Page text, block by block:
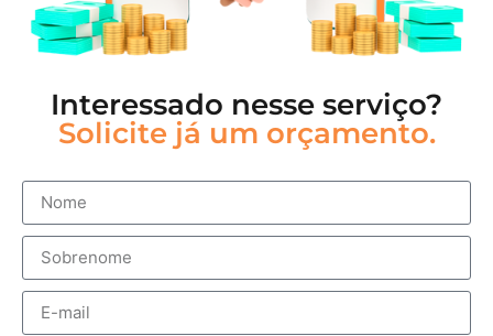
Interessado nesse serviço?
Solicite já um orçamento.